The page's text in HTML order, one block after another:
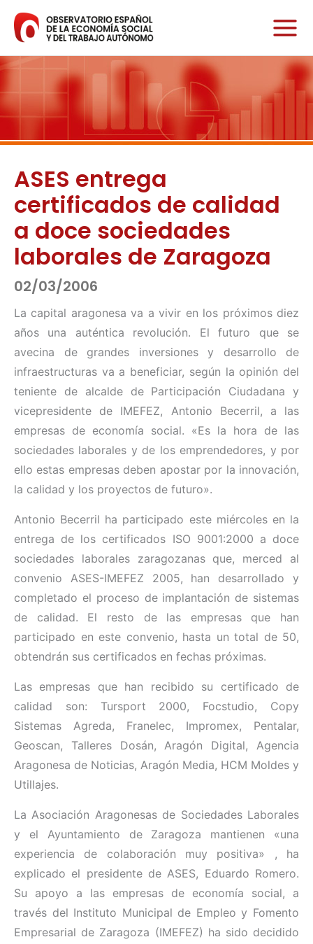
contenido
ASES entrega
certificados de calidad
a doce sociedades
laborales de Zaragoza
02/03/2006
La capital aragonesa va a vivir en los próximos diez
años una auténtica revolución. El futuro que se
avecina de grandes inversiones y desarrollo de
infraestructuras va a beneficiar, según la opinión del
teniente de alcalde de Participación Ciudadana y
vicepresidente de IMEFEZ, Antonio Becerril, a las
empresas de economía social. «Es la hora de las
sociedades laborales y de los emprendedores, y por
ello estas empresas deben apostar por la innovación,
la calidad y los proyectos de futuro».
Antonio Becerril ha participado este miércoles en la
entrega de los certificados ISO 9001:2000 a doce
sociedades laborales zaragozanas que, merced al
convenio ASES-IMEFEZ 2005, han desarrollado y
completado el proceso de implantación de sistemas
de calidad. El resto de las empresas que han
participado en este convenio, hasta un total de 50,
obtendrán sus certificados en fechas próximas.
Las empresas que han recibido su certificado de
calidad son: Tursport 2000, Focstudio, Copy
Sistemas Agreda, Franelec, Impromex, Pentalar,
Geoscan, Talleres Dosán, Aragón Digital, Agencia
Aragonesa de Noticias, Aragón Media, HCM Moldes y
Utillajes.
La Asociación Aragonesas de Sociedades Laborales
y el Ayuntamiento de Zaragoza mantienen «una
experiencia de colaboración muy positiva» , ha
explicado el presidente de ASES, Eduardo Romero.
Su apoyo a las empresas de economía social, a
través del Instituto Municipal de Empleo y Fomento
Empresarial de Zaragoza (IMEFEZ) ha sido decidido